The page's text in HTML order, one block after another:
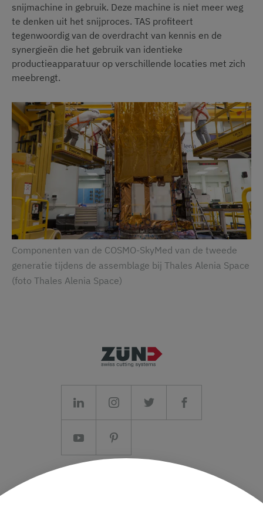
snijmachine in gebruik. Deze machine is niet meer weg
te denken uit het snijproces. TAS profiteert
tegenwoordig van de overdracht van kennis en de
synergieën die het gebruik van identieke
productieapparatuur op verschillende locaties met zich
meebrengt.
Componenten van de COSMO-SkyMed van de tweede
generatie tijdens de assemblage bij Thales Alenia Space
(foto Thales Alenia Space)